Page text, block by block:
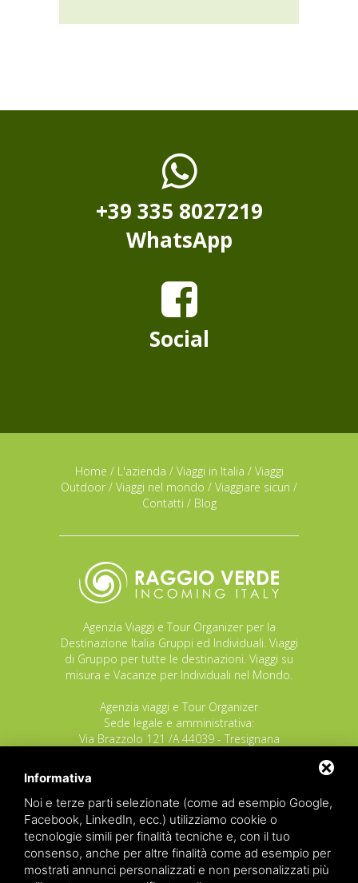
+39 335 8027219
WhatsApp
Social
Home / L'azienda / Viaggi in Italia / Viaggi
Outdoor / Viaggi nel mondo / Viaggiare sicuri /
Contatti / Blog
Agenzia Viaggi e Tour Organizer per la
Destinazione Italia Gruppi ed Individuali. Viaggi
di Gruppo per tutte le destinazioni. Viaggi su
misura e Vacanze per Individuali nel Mondo.
Agenzia viaggi e Tour Organizer
Sede legale e amministrativa:
Via Brazzolo 121 /A 44039 - Tresignana
POLIZZA RESPONSABILITA' CIVILE REVO N.
OX00020791 valida dal 12/11/2025 al
12/11/2026
POLIZZA FONDO GARANZIA INSOLVENZA
Informativa
Noi e terze parti selezionate (come ad esempio Google,
Facebook, LinkedIn, ecc.) utilizziamo cookie o
tecnologie simili per finalità tecniche e, con il tuo
consenso, anche per altre finalità come ad esempio per
mostrati annunci personalizzati e non personalizzati più